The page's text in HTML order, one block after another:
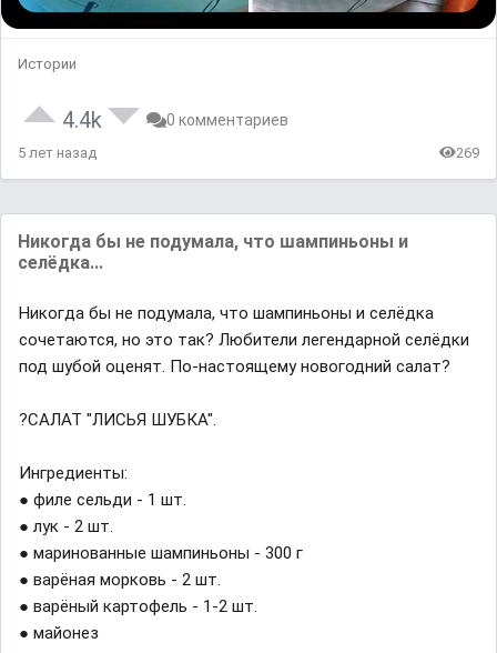
Истории
4.4k 0 комментариев
5 лет назад 269
Никогда бы не подумала, что шампиньоны и
селёдка...
Никогда бы не подумала, что шампиньоны и селёдка
сочетаются, но это так? Любители легендарной селёдки
под шубой оценят. По-настоящему новогодний салат?
?САЛАТ "ЛИСЬЯ ШУБКА".
Ингредиенты:
● филе сельди - 1 шт.
● лук - 2 шт.
● маринованные шампиньоны - 300 г
● варёная морковь - 2 шт.
● варёный картофель - 1-2 шт.
● майонез